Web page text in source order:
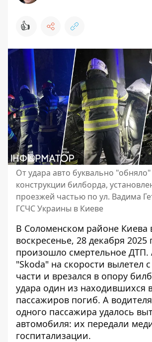
👍
От удара авто буквально
конструкции билборда,
проезжей частью по ул. Вадима
ГСЧС Украины в Киеве
В Соломенском районе Киева
воскресенье, 28 декабря 2025
произошло смертельное ДТП.
"Skoda" на скорости вылетел
части и врезался в опору
удара один из находившихся
пассажиров погиб. А
одного пассажира удалось
автомобиля: их передали
госпитализации.